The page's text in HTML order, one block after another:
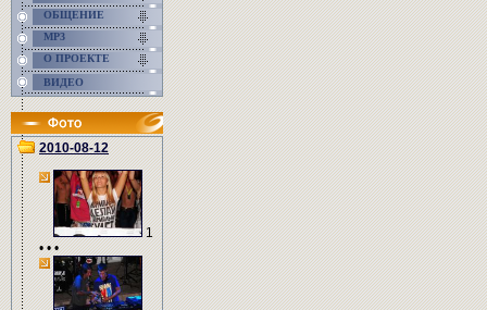
ОБЩЕНИЕ
MP3
О ПРОЕКТЕ
ВИДЕО
2010-08-12
1
• • •